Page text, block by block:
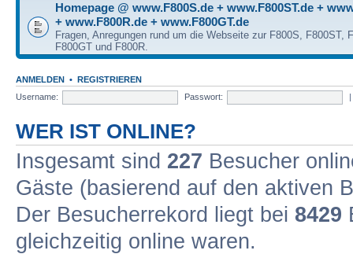
Homepage @ www.F800S.de + www.F800ST.de +
+ www.F800R.de + www.F800GT.de
Fragen, Anregungen rund um die Webseite zur F800S, F800ST,
F800GT und F800R.
ANMELDEN • REGISTRIEREN
Username:
Passwort: |
WER IST ONLINE?
Insgesamt sind 227 Besucher
Gäste (basierend auf den aktiven
Der Besucherrekord liegt bei 8429
gleichzeitig online waren.